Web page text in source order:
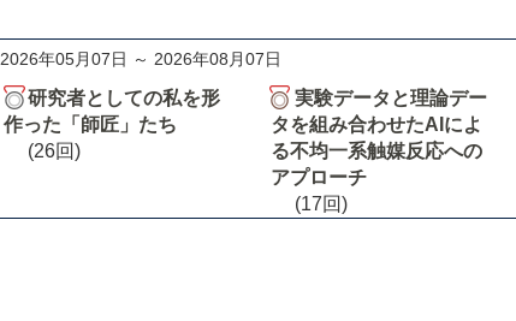
2026年05月07日 ～ 2026年08月07日
研究者としての私を形
作った「師匠」たち
(26回)
実験データと理論デー
タを組み合わせたAIによ
る不均一系触媒反応への
アプローチ
(17回)